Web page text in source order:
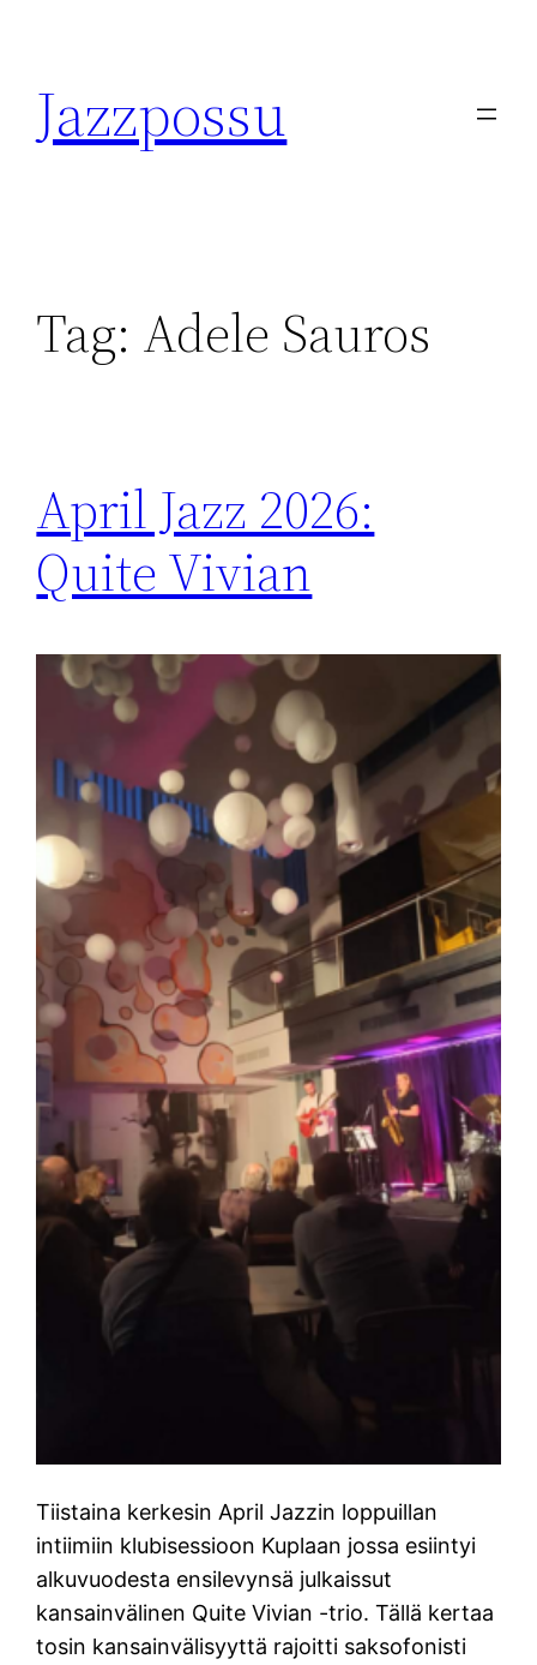
content
Jazzpossu
Tag: Adele Sauros
April Jazz 2026:
Quite Vivian
Tiistaina kerkesin April Jazzin loppuillan
intiimiin klubisessioon Kuplaan jossa esiintyi
alkuvuodesta ensilevynsä julkaissut
kansainvälinen Quite Vivian -trio. Tällä kertaa
tosin kansainvälisyyttä rajoitti saksofonisti